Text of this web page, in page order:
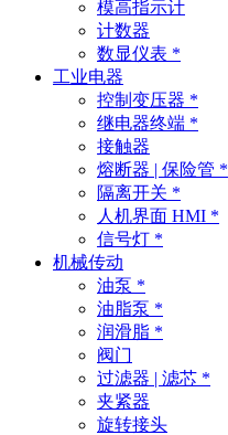
模高指示计
计数器
数显仪表 *
工业电器
控制变压器 *
继电器终端 *
接触器
熔断器 | 保险管 *
隔离开关 *
人机界面 HMI *
信号灯 *
机械传动
油泵 *
油脂泵 *
润滑脂 *
阀门
过滤器 | 滤芯 *
夹紧器
旋转接头